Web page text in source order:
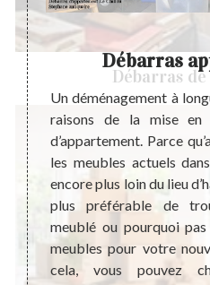
Débarras
en
qui
la
êtes
Débarras
Un déménagement à
raisons de la mise en
d’appartement. Parce
les meubles actuels
encore plus loin du lieu
plus préférable de
meublé ou pourquoi
meubles pour votre
cela, vous pouvez